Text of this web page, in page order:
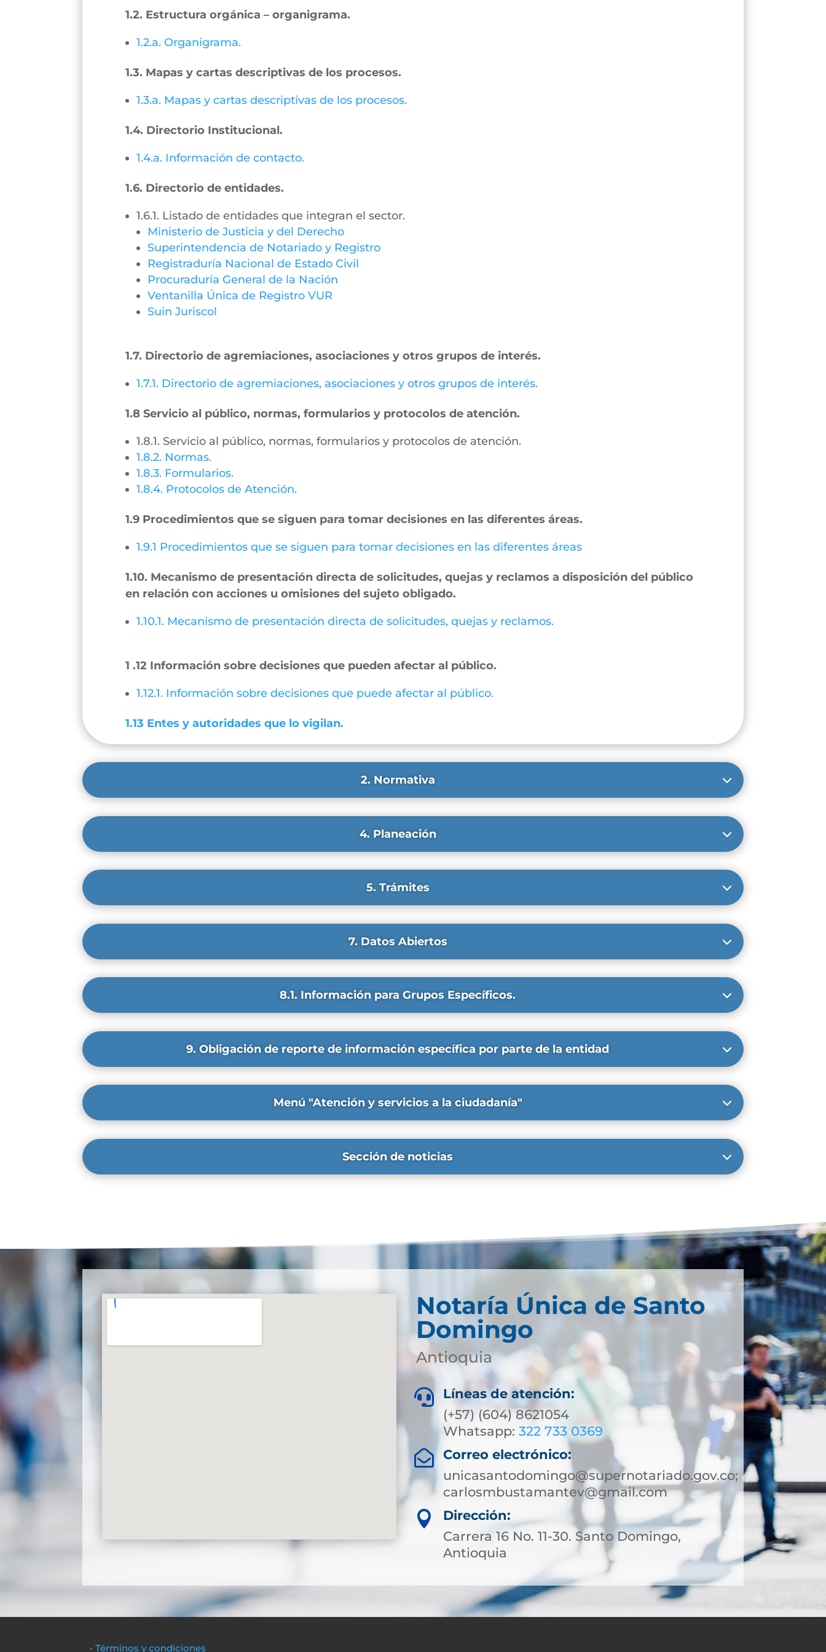
1.2. Estructura orgánica – organigrama.
1.2.a. Organigrama.
1.3. Mapas y cartas descriptivas de los procesos.
1.3.a. Mapas y cartas descriptivas de los procesos.
1.4. Directorio Institucional.
1.4.a. Información de contacto.
1.6. Directorio de entidades.
1.6.1. Listado de entidades que integran el sector.
Ministerio de Justicia y del Derecho
Superintendencia de Notariado y Registro
Registraduría Nacional de Estado Civil
Procuraduría General de la Nación
Ventanilla Única de Registro VUR
Suin Juriscol
1.7. Directorio de agremiaciones, asociaciones y otros grupos de interés.
1.7.1. Directorio de agremiaciones, asociaciones y otros grupos de interés.
1.8 Servicio al público, normas, formularios y protocolos de atención.
1.8.1. Servicio al público, normas, formularios y protocolos de atención.
1.8.2. Normas.
1.8.3. Formularios.
1.8.4. Protocolos de Atención.
1.9 Procedimientos que se siguen para tomar decisiones en las diferentes áreas.
1.9.1 Procedimientos que se siguen para tomar decisiones en las diferentes áreas
1.10. Mecanismo de presentación directa de solicitudes, quejas y reclamos a disposición del público
en relación con acciones u omisiones del sujeto obligado.
1.10.1. Mecanismo de presentación directa de solicitudes, quejas y reclamos.
1 .12 Información sobre decisiones que pueden afectar al público.
1.12.1. Información sobre decisiones que puede afectar al público.
1.13 Entes y autoridades que lo vigilan.
2. Normativa
4. Planeación
5. Trámites
7. Datos Abiertos
8.1. Información para Grupos Específicos.
9. Obligación de reporte de información específica por parte de la entidad
Menú "Atención y servicios a la ciudadanía"
Sección de noticias
Notaría Única de Santo
Domingo
Antioquia

Líneas de atención:
(+57) (604) 8621054
Whatsapp:322 733 0369

Correo electrónico:
unicasantodomingo@supernotariado.gov.co;
carlosmbustamantev@gmail.com

Dirección:
Carrera 16 No. 11-30. Santo Domingo,
Antioquia
• Términos y condiciones